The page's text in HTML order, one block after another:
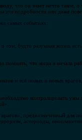
что он знает нечто такое, о
эти подробности или даже
самых событиях:
том, будто разумная жизнь есть
что когда я начала
и всё новых и новых
необходимо контролировать
предназначенный для
астероиды,